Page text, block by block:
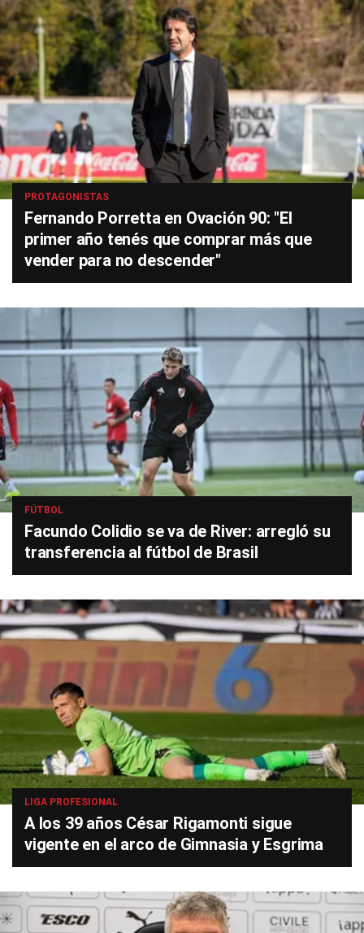
PROTAGONISTAS
Fernando Porretta en Ovación 90: "El
primer año tenés que comprar más que
vender para no descender"
FÚTBOL
Facundo Colidio se va de River: arregló su
transferencia al fútbol de Brasil
LIGA PROFESIONAL
A los 39 años César Rigamonti sigue
vigente en el arco de Gimnasia y Esgrima